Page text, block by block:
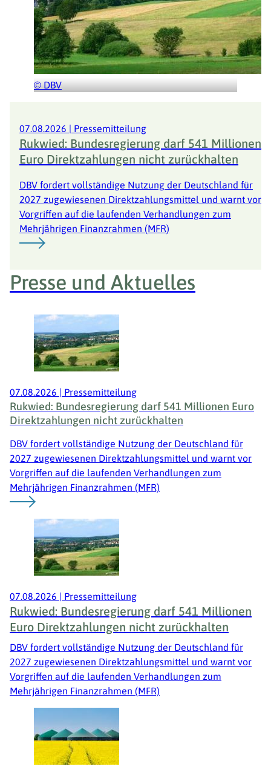
© DBV
Herzlich Willkommen beim Deutschen
Bauernband e.V.
Wir sind die Stimme der Bauernfamilien in Deutschland.
© DBV
07.08.2026 | Pressemitteilung
Rukwied: Bundesregierung darf 541 Millionen
Euro Direktzahlungen nicht zurückhalten
DBV fordert vollständige Nutzung der Deutschland für
2027 zugewiesenen Direktzahlungsmittel und warnt vor
Vorgriffen auf die laufenden Verhandlungen zum
Mehrjährigen Finanzrahmen (MFR)
Presse und Aktuelles
07.08.2026 | Pressemitteilung
Rukwied: Bundesregierung darf 541 Millionen Euro
Direktzahlungen nicht zurückhalten
DBV fordert vollständige Nutzung der Deutschland für
2027 zugewiesenen Direktzahlungsmittel und warnt vor
Vorgriffen auf die laufenden Verhandlungen zum
Mehrjährigen Finanzrahmen (MFR)
07.08.2026 | Pressemitteilung
Rukwied: Bundesregierung darf 541 Millionen
Euro Direktzahlungen nicht zurückhalten
DBV fordert vollständige Nutzung der Deutschland für
2027 zugewiesenen Direktzahlungsmittel und warnt vor
Vorgriffen auf die laufenden Verhandlungen zum
Mehrjährigen Finanzrahmen (MFR)